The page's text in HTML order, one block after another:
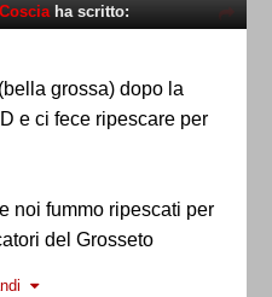
ha scritto:
grossa) dopo la
e ci fece ripescare per
noi fummo ripescati per
del Grosseto